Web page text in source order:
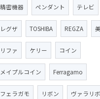
精密機器 ペンダント テレビ
レグザ TOSHIBA REGZA
リファ ケリー コイン
メイプルコイン Ferragamo
フェラガモ リボン ヴァラリ